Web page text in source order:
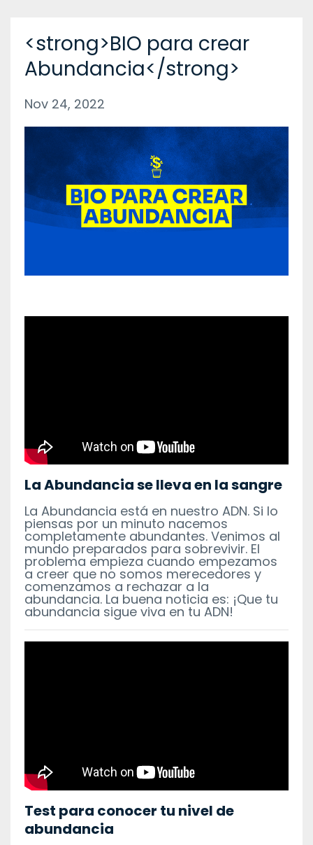
<strong>BIO para crear
Abundancia</strong>
Nov 24, 2022
La Abundancia se lleva en la sangre
La Abundancia está en nuestro ADN. Si lo
piensas por un minuto nacemos
completamente abundantes. Venimos al
mundo preparados para sobrevivir. El
problema empieza cuando empezamos
a creer que no somos merecedores y
comenzamos a rechazar a la
abundancia. La buena noticia es: ¡Que tu
abundancia sigue viva en tu ADN!
Test para conocer tu nivel de
abundancia